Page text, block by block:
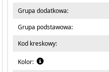
Grupa dodatkowa:
Grupa podstawowa:
Kod kreskowy:
Kolor: